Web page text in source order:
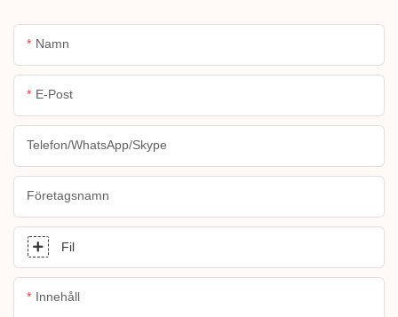
Namn
E-Post
Telefon/WhatsApp/Skype
Företagsnamn
Fil
Innehåll